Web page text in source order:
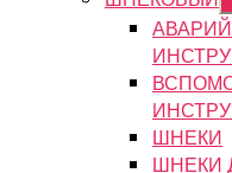
ШНЕКИ
ШНЕКИ